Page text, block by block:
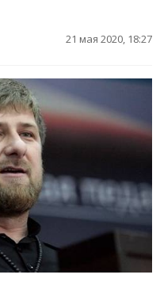
21 мая 2020, 18:27